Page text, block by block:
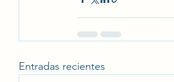
Entradas recientes